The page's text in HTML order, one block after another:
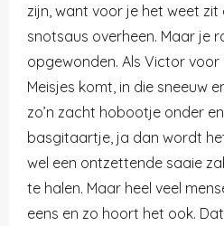
zijn, want voor je het weet
snotsaus overheen. Maar je
opgewonden. Als Victor
Meisjes komt, in die sneeuw
zo’n zacht hobootje onder
basgitaartje, ja dan wordt
wel een ontzettende saaie
te halen. Maar heel veel
eens en zo hoort het ook.